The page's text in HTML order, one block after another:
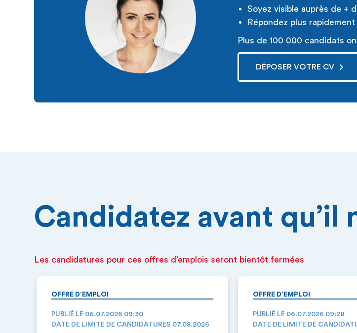
Soyez visible auprès de +
Répondez plus
Plus de 100 000 candidats
DÉPOSER VOTRE CV
Candidatez avant qu’il
Les candidatures pour ces offres d’emplois seront bientôt fermées
OFFRE D’EMPLOI
PUBLIÉ LE 06.07.2026 09:30
DATE DE LIMITE DE CANDIDATURES 07.08.2026
OFFRE D’EMPLOI
PUBLIÉ LE 06.07.2026 09:28
DATE DE LIMITE DE